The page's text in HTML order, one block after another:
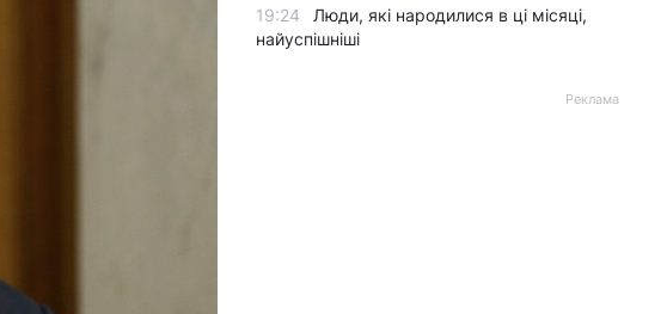
19:24
Люди, які народилися в ці місяці,
найуспішніші
Реклама